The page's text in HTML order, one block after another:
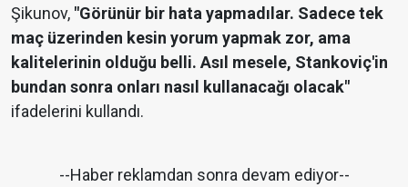
Şikunov, "Görünür bir hata yapmadılar. Sadece tek
maç üzerinden kesin yorum yapmak zor, ama
kalitelerinin olduğu belli. Asıl mesele, Stankoviç'in
bundan sonra onları nasıl kullanacağı olacak"
ifadelerini kullandı.
--Haber reklamdan sonra devam ediyor--